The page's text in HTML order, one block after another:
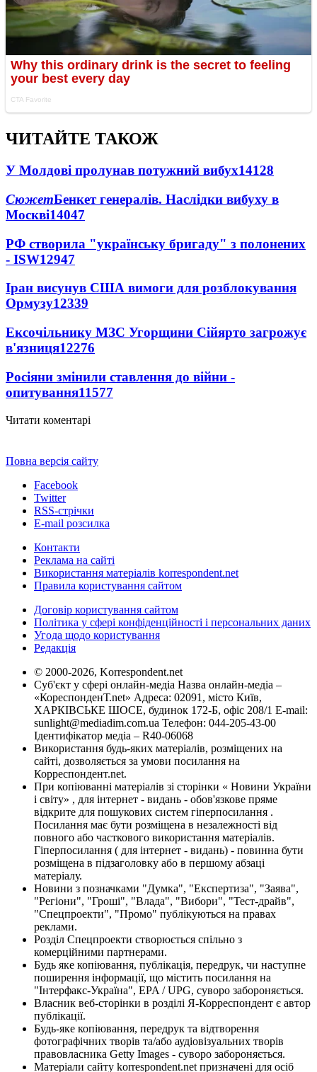
ЧИТАЙТЕ ТАКОЖ
У Молдові пролунав потужний вибух14128
СюжетБенкет генералів. Наслідки вибуху в
Москві14047
РФ створила "українську бригаду" з полонених
- ISW12947
Іран висунув США вимоги для розблокування
Ормузу12339
Ексочільнику МЗС Угорщини Сійярто загрожує
в'язниця12276
Росіяни змінили ставлення до війни -
опитування11577
Читати коментарі
Повна версія сайту
Facebook
Twitter
RSS-стрічки
E-mail розсилка
Контакти
Реклама на сайті
Використання матеріалів korrespondent.net
Правила користування сайтом
Договір користування сайтом
Політика у сфері конфіденційності і персональних даних
Угода щодо користування
Редакція
© 2000-2026, Korrespondent.net
Суб'єкт у сфері онлайн-медіа Назва онлайн-медіа –
«КореспонденТ.net» Адреса: 02091, місто Київ,
ХАРКІВСЬКЕ ШОСЕ, будинок 172-Б, офіс 208/1 E-mail:
sunlight@mediadim.com.ua Телефон: 044-205-43-00
Ідентифікатор медіа – R40-06068
Використання будь-яких матеріалів, розміщених на
сайті, дозволяється за умови посилання на
Корреспондент.net.
При копіюванні матеріалів зі сторінки « Новини України
і світу» , для інтернет - видань - обов'язкове пряме
відкрите для пошукових систем гіперпосилання .
Посилання має бути розміщена в незалежності від
повного або часткового використання матеріалів.
Гіперпосилання ( для інтернет - видань) - повинна бути
розміщена в підзаголовку або в першому абзаці
матеріалу.
Новини з позначками "Думка", "Експертиза", "Заява",
"Регіони", "Гроші", "Влада", "Вибори", "Тест-драйв",
"Спецпроекти", "Промо" публікуються на правах
реклами.
Розділ Спецпроекти створюється спільно з
комерційними партнерами.
Будь яке копіювання, публікація, передрук, чи наступне
поширення інформації, що містить посилання на
"Інтерфакс-Україна", EPA / UPG, суворо забороняється.
Власник веб-сторінки в розділі Я-Корреспондент є автор
публікації.
Будь-яке копіювання, передрук та відтворення
фотографічних творів та/або аудіовізуальних творів
правовласника Getty Images - суворо забороняється.
Матеріали сайту korrespondent.net призначені для осіб